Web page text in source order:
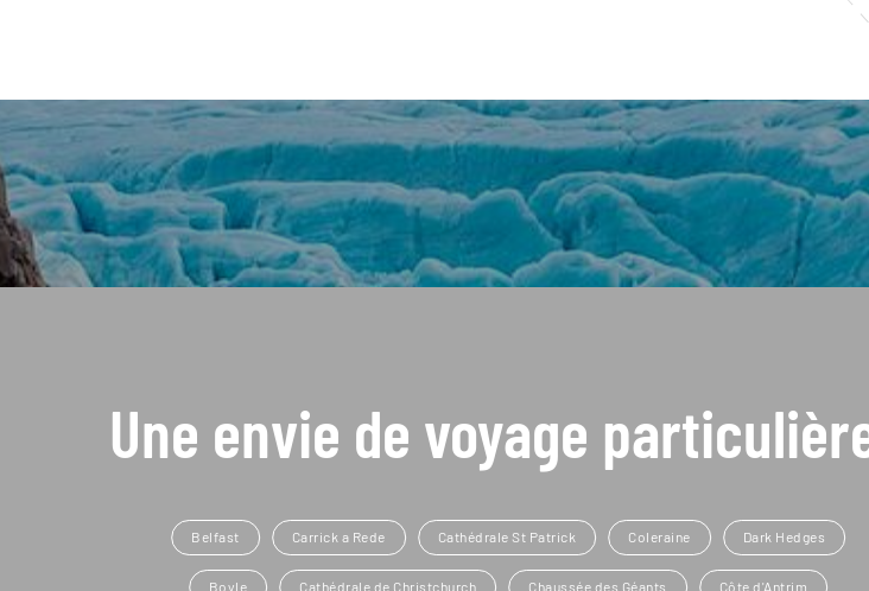
Une envie de voyage
Belfast Carrick a Rede Cathédrale St Patrick Coleraine Dark Hedges
Boyle Cathédrale de Christchurch Chaussée des Géants Côte d'Antrim